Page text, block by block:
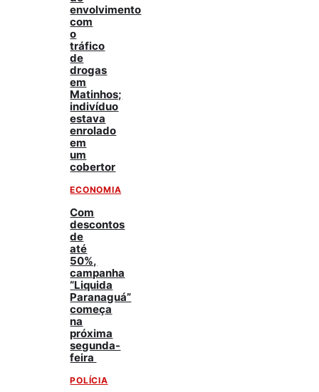
envolvimento
com
o
tráfico
de
drogas
em
Matinhos;
indivíduo
estava
enrolado
em
um
cobertor
ECONOMIA
Com
descontos
de
até
50%,
campanha
“Liquida
Paranaguá”
começa
na
próxima
segunda-
feira
POLÍCIA